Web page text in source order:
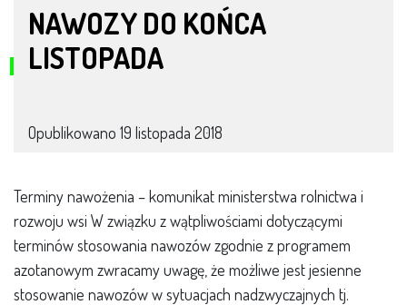
NAWOZY DO KOŃCA
LISTOPADA
Opublikowano 19 listopada 2018
Terminy nawożenia – komunikat ministerstwa rolnictwa i
rozwoju wsi W związku z wątpliwościami dotyczącymi
terminów stosowania nawozów zgodnie z programem
azotanowym zwracamy uwagę, że możliwe jest jesienne
stosowanie nawozów w sytuacjach nadzwyczajnych tj.